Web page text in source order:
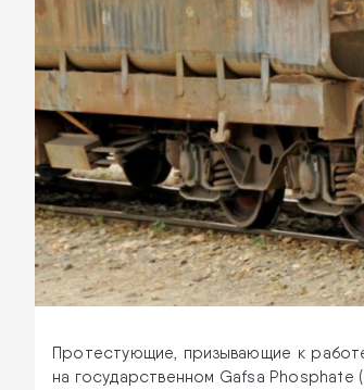
Протестующие, призывающие к
на государственном Gafsa Phosphate